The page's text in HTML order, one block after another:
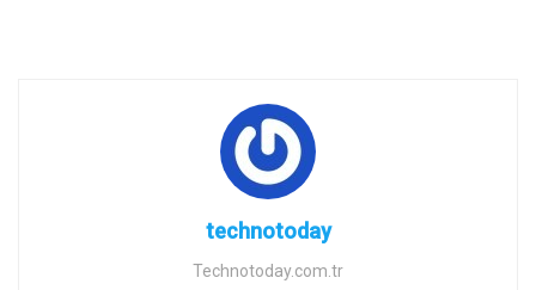
technotoday
Technotoday.com.tr